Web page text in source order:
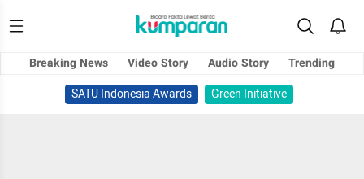
Breaking News Video Story Audio Story
Trending
SATU Indonesia Awards
Green Initiative